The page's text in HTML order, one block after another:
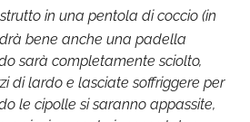
in una pentola di coccio (in
bene anche una padella
sarà completamente sciolto,
di lardo e lasciate soffriggere per
le cipolle si saranno appassite,